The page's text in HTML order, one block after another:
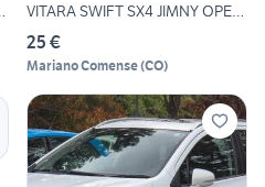
VITARA SWIFT SX4 JIMNY OPEL
A
25 €
Mariano Comense(CO)